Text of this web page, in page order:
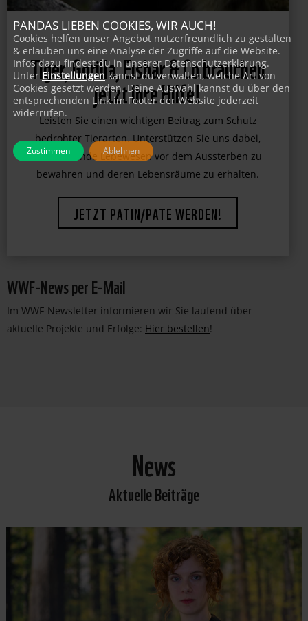
Tiger, Gorilla, Eisbär & Co brauchen
jetzt Ihre Hilfe!
Leisten Sie einen wichtigen Beitrag zum Schutz
bedrohter Tierarten. Unterstützen Sie uns dabei,
faszinierende Lebewesen vor dem Aussterben zu
bewahren und deren Lebensräume zu erhalten.
JETZT PATIN/PATE WERDEN!
WWF-News per E-Mail
Im WWF-Newsletter informieren wir Sie laufend über
aktuelle Projekte und Erfolge: Hier bestellen!
News
Aktuelle Beiträge
PANDAS LIEBEN COOKIES, WIR AUCH!
Cookies helfen unser Angebot nutzerfreundlich zu gestalten
& erlauben uns eine Analyse der Zugriffe auf die Website.
Infos dazu findest du in unserer Datenschutzerklärung.
UnterEinstellungen kannst du verwalten, welche Art von
Cookies gesetzt werden. Deine Auswahl kannst du über den
entsprechenden Link im Footer der Website jederzeit
widerrufen.
Zustimmen Ablehnen